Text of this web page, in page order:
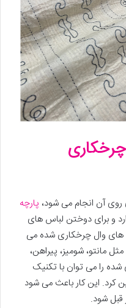
روی آن انجام می شود، پارچه
و برای دوختن لباس های
های وال چرخکاری شده می
مانتو، شومیز، پیراهن،
را می توان با تکنیک
کرد. این کار باعث می شود
قبل شود.